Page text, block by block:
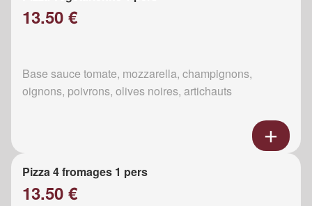
13.50 €
Base sauce tomate, mozzarella, champignons,
oignons, poivrons, olives noires, artichauts
Pizza 4 fromages 1 pers
13.50 €